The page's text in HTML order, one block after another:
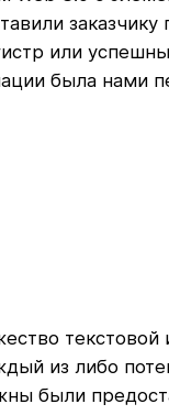
заказчику
или
была нами
из либо